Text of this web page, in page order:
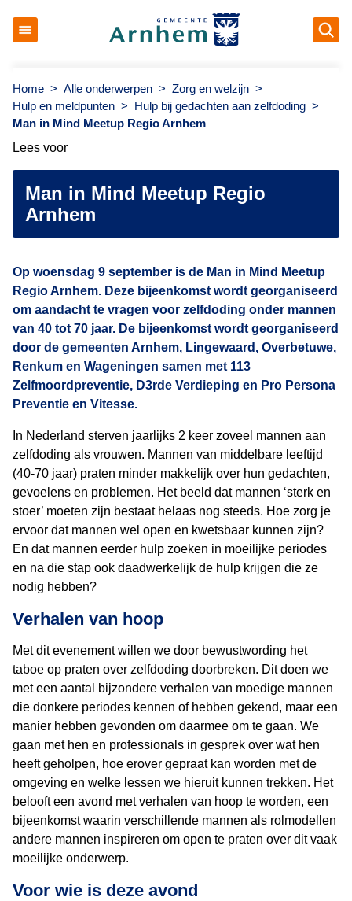
Home > Alle onderwerpen > Zorg en welzijn >
Hulp en meldpunten > Hulp bij gedachten aan zelfdoding >
Man in Mind Meetup Regio Arnhem
Lees voor
Man in Mind Meetup Regio
Arnhem
Op woensdag 9 september is de Man in Mind Meetup
Regio Arnhem. Deze bijeenkomst wordt georganiseerd
om aandacht te vragen voor zelfdoding onder mannen
van 40 tot 70 jaar. De bijeenkomst wordt georganiseerd
door de gemeenten Arnhem, Lingewaard, Overbetuwe,
Renkum en Wageningen samen met 113
Zelfmoordpreventie, D3rde Verdieping en Pro Persona
Preventie en Vitesse.
In Nederland sterven jaarlijks 2 keer zoveel mannen aan
zelfdoding als vrouwen. Mannen van middelbare leeftijd
(40-70 jaar) praten minder makkelijk over hun gedachten,
gevoelens en problemen. Het beeld dat mannen ‘sterk en
stoer’ moeten zijn bestaat helaas nog steeds. Hoe zorg je
ervoor dat mannen wel open en kwetsbaar kunnen zijn?
En dat mannen eerder hulp zoeken in moeilijke periodes
en na die stap ook daadwerkelijk de hulp krijgen die ze
nodig hebben?
Verhalen van hoop
Met dit evenement willen we door bewustwording het
taboe op praten over zelfdoding doorbreken. Dit doen we
met een aantal bijzondere verhalen van moedige mannen
die donkere periodes kennen of hebben gekend, maar een
manier hebben gevonden om daarmee om te gaan. We
gaan met hen en professionals in gesprek over wat hen
heeft geholpen, hoe erover gepraat kan worden met de
omgeving en welke lessen we hieruit kunnen trekken. Het
belooft een avond met verhalen van hoop te worden, een
bijeenkomst waarin verschillende mannen als rolmodellen
andere mannen inspireren om open te praten over dit vaak
moeilijke onderwerp.
Voor wie is deze avond